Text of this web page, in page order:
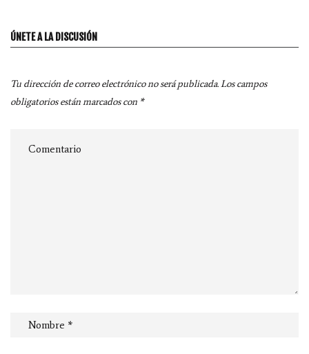
ÚNETE A LA DISCUSIÓN
Tu dirección de correo electrónico no será publicada.Los campos
obligatorios están marcados con *